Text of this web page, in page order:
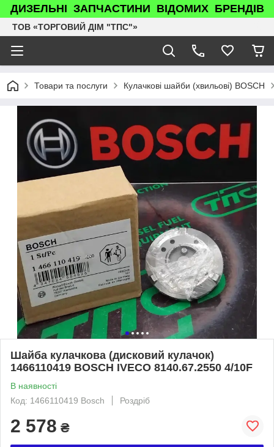
ДИЗЕЛЬНІ ЗАПЧАСТИНИ ВІДОМИХ БРЕНДІВ
ТОВ «ТОРГОВИЙ ДІМ "ТПС"»
Товари та послуги Кулачкові шайби (хвильові) BOSCH
Шайба кулачкова (дисковий кулачок)
1466110419 BOSCH IVECO 8140.67.2550 4/10F
В наявності
Код: 1466110419 Bosch
Роздріб
2 578 ₴